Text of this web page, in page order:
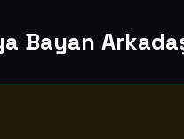
Bayan